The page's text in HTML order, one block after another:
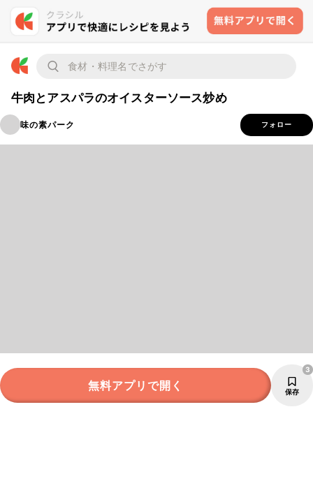
牛肉とアスパラのオイスターソース炒め
味の素パーク フォロー
無料アプリで開く 保存
3